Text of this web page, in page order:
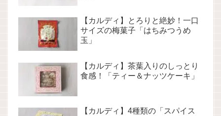
【カルディ】とろりと絶妙！一口
サイズの梅菓子「はちみつうめ
玉」
【カルディ】茶葉入りのしっとり
食感！「ティー＆ナッツケーキ」
【カルディ】4種類の「スパイス